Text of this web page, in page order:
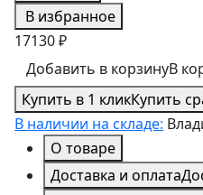
В избранное
17130 ₽
Добавить в корзинуВ
Купить в 1 кликКупить
В наличии на складе:
О товаре
Доставка и оплата